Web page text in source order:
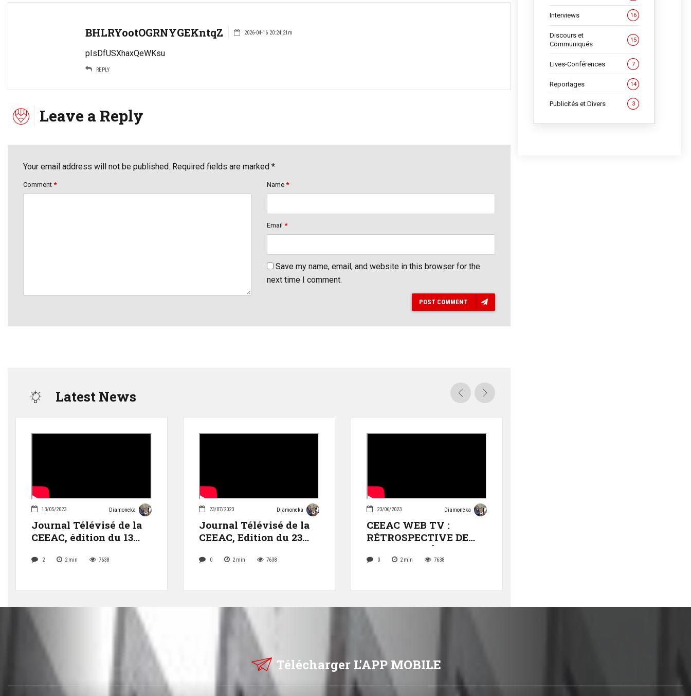
BHLRYootOGRNYGEKntqZ 2026-04-16 20:24:21m
pIsDfUSXhaxQeWKsu
REPLY
Leave a Reply
Your email address will not be published. Required fields are marked *
Comment * Name *
Email *
Save my name, email, and website in this browser for the
next time I comment.
POST COMMENT
Latest News
13/05/2023 Diamoneka
Journal Télévisé de la
CEEAC, édition du 13
2 2 min 7638
23/07/2023 Diamoneka
Journal Télévisé de la
CEEAC, Edition du 23
0 2 min 7638
23/06/2023 Diamoneka
CEEAC WEB TV :
RÉTROSPECTIVE DE
L"ACTUALITÉ DE LA
SEMAINE
0 2 min 7638
Interviews 16
Discours et
Communiqués
15
Lives-Conférences 7
Reportages 14
Publicités et Divers 3
Télécharger L'APP MOBILE